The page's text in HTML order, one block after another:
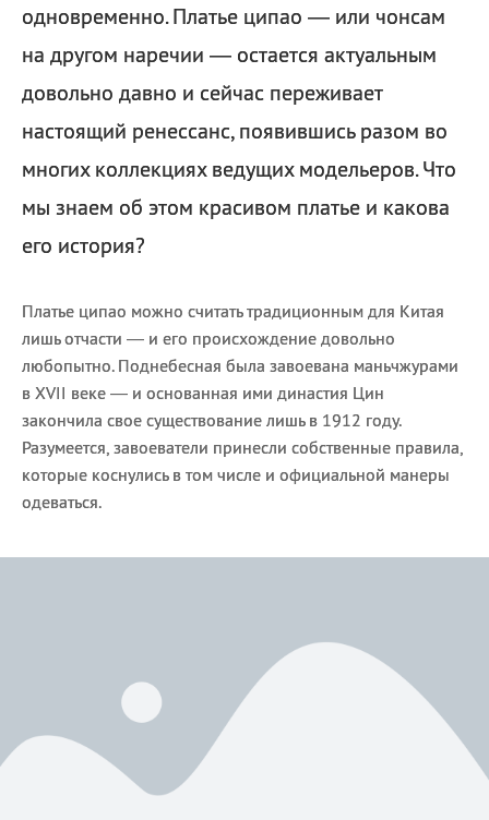
одновременно. Платье ципао — или чонсам
на другом наречии — остается актуальным
довольно давно и сейчас переживает
настоящий ренессанс, появившись разом во
многих коллекциях ведущих модельеров. Что
мы знаем об этом красивом платье и какова
его история?
Платье ципао можно считать традиционным для Китая
лишь отчасти — и его происхождение довольно
любопытно. Поднебесная была завоевана маньчжурами
в XVII веке — и основанная ими династия Цин
закончила свое существование лишь в 1912 году.
Разумеется, завоеватели принесли собственные правила,
которые коснулись в том числе и официальной манеры
одеваться.